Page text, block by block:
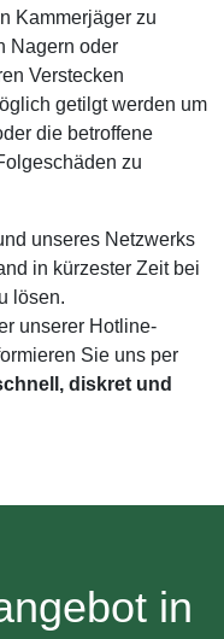
Kammerjäger zu
Nagern oder
Verstecken
getilgt werden um
die betroffene
zu
unseres Netzwerks
in kürzester Zeit bei
lösen.
unserer Hotline-
Sie uns per
diskret und
in